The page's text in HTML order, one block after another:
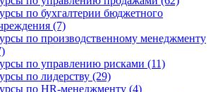
по бухгалтерии бюджетного
(7)
по производственному менеджменту
по управлению рисками (11)
по лидерству (29)
по HR-менеджменту (4)